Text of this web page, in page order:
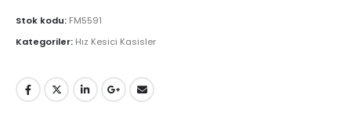
Stok kodu: FM5591
Kategoriler: Hız Kesici Kasisler